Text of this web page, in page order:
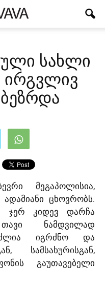
სახლი
ირგვლივ
მეგაპოლისია,
ცხოვრობს.
ჯერ კიდევ დარჩა
ნამდვილად
იგრძნო და
სამსახურისგან,
გაუთავებელი